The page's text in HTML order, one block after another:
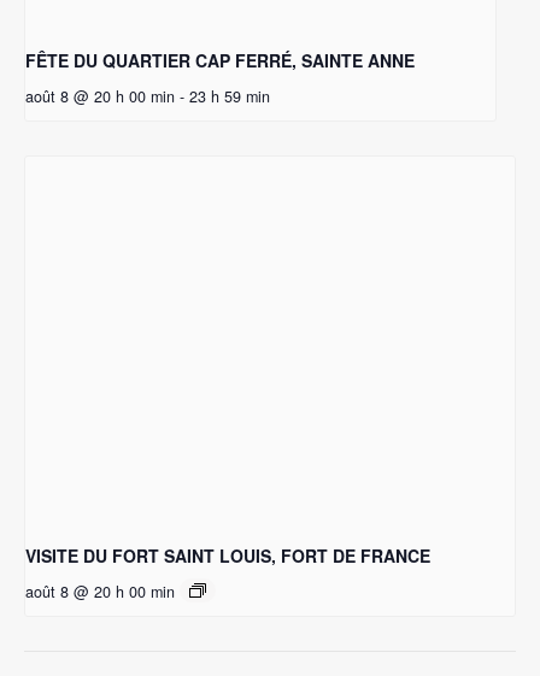
FÊTE DU QUARTIER CAP FERRÉ, SAINTE ANNE
août 8 @ 20 h 00 min - 23 h 59 min
VISITE DU FORT SAINT LOUIS, FORT DE FRANCE
août 8 @ 20 h 00 min